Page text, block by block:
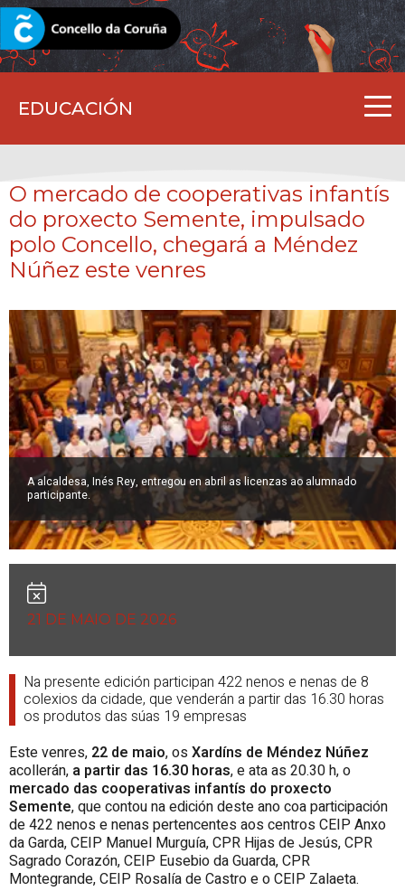
EDUCACIÓN
CORUNA.GAL
O mercado de cooperativas infantís
do proxecto Semente, impulsado
polo Concello, chegará a Méndez
Núñez este venres
A alcaldesa, Inés Rey, entregou en abril as licenzas ao alumnado
participante.
21 DE MAIO DE 2026
Na presente edición participan 422 nenos e nenas de 8
colexios da cidade, que venderán a partir das 16.30 horas
os produtos das súas 19 empresas
Este venres, 22 de maio, os Xardíns de Méndez Núñez
acollerán, a partir das 16.30 horas, e ata as 20.30 h, o
mercado das cooperativas infantís do proxecto
Semente, que contou na edición deste ano coa participación
de 422 nenos e nenas pertencentes aos centros CEIP Anxo
da Garda, CEIP Manuel Murguía, CPR Hijas de Jesús, CPR
Sagrado Corazón, CEIP Eusebio da Guarda, CPR
Montegrande, CEIP Rosalía de Castro e o CEIP Zalaeta.